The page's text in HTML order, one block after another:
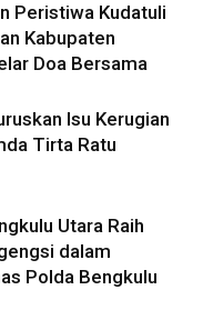
Peristiwa Kudatuli
Kabupaten
Doa Bersama
Isu Kerugian
Tirta Ratu
Utara Raih
dalam
Polda Bengkulu